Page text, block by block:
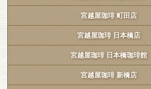
宮越屋珈琲 町田店
宮越屋珈琲 日本橋店
宮越屋珈琲 日本橋珈琲館
宮越屋珈琲 新橋店